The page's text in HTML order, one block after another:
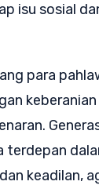
isu sosial
para
terdepan
keadilan,